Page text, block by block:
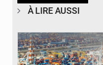
À LIRE AUSSI
© JDM